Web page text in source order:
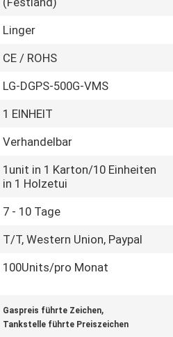
Linger
CE / ROHS
LG-DGPS-500G-VMS
1 EINHEIT
Verhandelbar
1unit in 1 Karton/10 Einheiten
in 1 Holzetui
7 - 10 Tage
T/T, Western Union, Paypal
100Units/pro Monat
Gaspreis führte Zeichen,
Tankstelle führte Preiszeichen